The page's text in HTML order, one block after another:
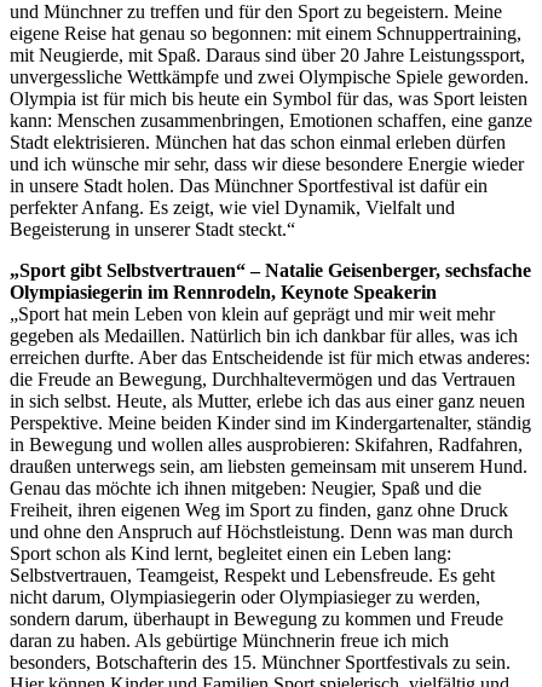
und Münchner zu treffen und für den Sport zu begeistern. Meine
eigene Reise hat genau so begonnen: mit einem Schnuppertraining,
mit Neugierde, mit Spaß. Daraus sind über 20 Jahre Leistungssport,
unvergessliche Wettkämpfe und zwei Olympische Spiele geworden.
Olympia ist für mich bis heute ein Symbol für das, was Sport leisten
kann: Menschen zusammenbringen, Emotionen schaffen, eine ganze
Stadt elektrisieren. München hat das schon einmal erleben dürfen
und ich wünsche mir sehr, dass wir diese besondere Energie wieder
in unsere Stadt holen. Das Münchner Sportfestival ist dafür ein
perfekter Anfang. Es zeigt, wie viel Dynamik, Vielfalt und
Begeisterung in unserer Stadt steckt.“
„Sport gibt Selbstvertrauen“ – Natalie Geisenberger, sechsfache
Olympiasiegerin im Rennrodeln, Keynote Speakerin
„Sport hat mein Leben von klein auf geprägt und mir weit mehr
gegeben als Medaillen. Natürlich bin ich dankbar für alles, was ich
erreichen durfte. Aber das Entscheidende ist für mich etwas anderes:
die Freude an Bewegung, Durchhaltevermögen und das Vertrauen
in sich selbst. Heute, als Mutter, erlebe ich das aus einer ganz neuen
Perspektive. Meine beiden Kinder sind im Kindergartenalter, ständig
in Bewegung und wollen alles ausprobieren: Skifahren, Radfahren,
draußen unterwegs sein, am liebsten gemeinsam mit unserem Hund.
Genau das möchte ich ihnen mitgeben: Neugier, Spaß und die
Freiheit, ihren eigenen Weg im Sport zu finden, ganz ohne Druck
und ohne den Anspruch auf Höchstleistung. Denn was man durch
Sport schon als Kind lernt, begleitet einen ein Leben lang:
Selbstvertrauen, Teamgeist, Respekt und Lebensfreude. Es geht
nicht darum, Olympiasiegerin oder Olympiasieger zu werden,
sondern darum, überhaupt in Bewegung zu kommen und Freude
daran zu haben. Als gebürtige Münchnerin freue ich mich
besonders, Botschafterin des 15. Münchner Sportfestivals zu sein.